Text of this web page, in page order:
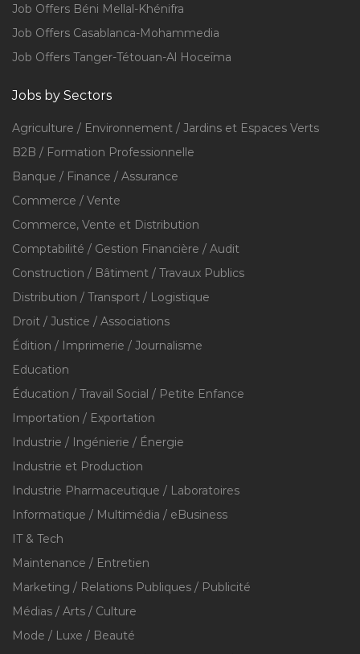
Job Offers Béni Mellal-Khénifra
Job Offers Casablanca-Mohammedia
Job Offers Tanger-Tétouan-Al Hoceïma
Jobs by Sectors
Agriculture / Environnement / Jardins et Espaces Verts
B2B / Formation Professionnelle
Banque / Finance / Assurance
Commerce / Vente
Commerce, Vente et Distribution
Comptabilité / Gestion Financière / Audit
Construction / Bâtiment / Travaux Publics
Distribution / Transport / Logistique
Droit / Justice / Associations
Édition / Imprimerie / Journalisme
Education
Éducation / Travail Social / Petite Enfance
Importation / Exportation
Industrie / Ingénierie / Énergie
Industrie et Production
Industrie Pharmaceutique / Laboratoires
Informatique / Multimédia / eBusiness
IT & Tech
Maintenance / Entretien
Marketing / Relations Publiques / Publicité
Médias / Arts / Culture
Mode / Luxe / Beauté